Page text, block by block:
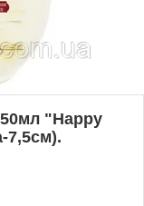
"Happy
7,5см).